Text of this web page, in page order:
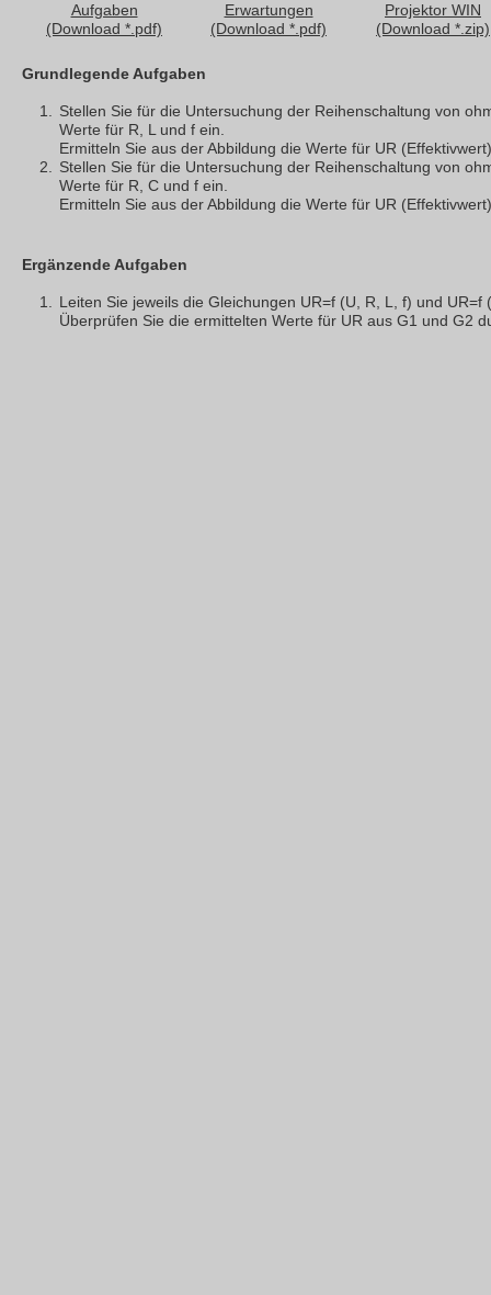
Aufgaben
(Download *.pdf)
Erwartungen
(Download *.pdf)
Projektor WIN
(Download *.zip)
Grundlegende Aufgaben
Stellen Sie für die Untersuchung der Reihenschaltung von
Werte für R, L und f ein.
Ermitteln Sie aus der Abbildung die Werte für UR
Stellen Sie für die Untersuchung der Reihenschaltung von
Werte für R, C und f ein.
Ermitteln Sie aus der Abbildung die Werte für UR
Ergänzende Aufgaben
Leiten Sie jeweils die Gleichungen UR=f (U, R, L, f) und UR=f
Überprüfen Sie die ermittelten Werte für UR aus G1 und G2